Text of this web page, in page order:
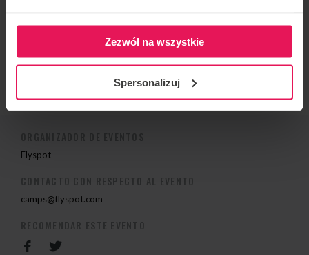
Zezwól na wszystkie
Spersonalizuj
participar en el campamento, envíenos un correo
electrónico a:camps@flyspot.com
Flyspot
CONTACTO CON RESPECTO AL EVENTO
camps@flyspot.com